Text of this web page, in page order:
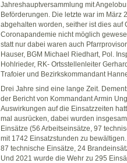
Jahreshauptversammlung mit
Beförderungen. Die letzte war im März
abgehalten worden, seither ist dies auf
Coronapandemie nicht möglich
statt nur dabei waren auch
Hauser, BGM Michael Riedhart, Pol.
Hohlrieder, RK- Ortsstellenleiter
Trafoier und Bezirkskommandant
Drei Jahre sind eine lange Zeit.
der Bericht von Kommandant Armin
Auswirkungen auf die Einsatzzeiten
mal ausrücken, dabei wurden
Einsätze (56 Arbeitseinsätze, 97
mit 1742 Einsatzstunden zu
87 technische Einsätze, 24
Und 2021 wurde die Wehr zu 295